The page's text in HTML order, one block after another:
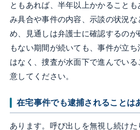
ともあれば、半年以上かかること
み具合や事件の内容、示談の状況な
め、見通しは弁護士に確認するの
もない期間が続いても、事件が立
はなく、捜査が水面下で進んでい
意してください。
在宅事件でも逮捕されることは
あります。呼び出しを無視し続け